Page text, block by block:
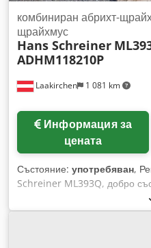
Laakirchen 1 081 km
комбиниран абрихт-
щрайхмус
Hans Schreiner
ADHM118210P
Информация за
цената
Състояние: употребяван,
Schreiner ML393Q, добро
Технически данни: Изходна
(2,2 kW S1) Брой рендещи
мм Ширина на рендето: